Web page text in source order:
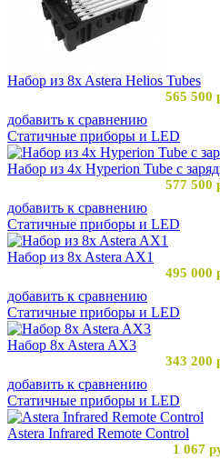
Набор из 8x Astera Helios Tubes
565 500
добавить к сравнению
Статичные приборы и LED
Набор из 4x Hyperion Tube с
577 500
добавить к сравнению
Статичные приборы и LED
Набор из 8x Astera AX1
495 000
добавить к сравнению
Статичные приборы и LED
Набор 8x Astera AX3
343 200
добавить к сравнению
Статичные приборы и LED
Astera Infrared Remote Control
1 067